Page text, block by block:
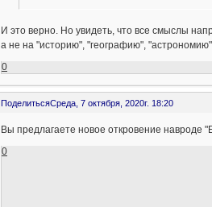
И это верно. Но увидеть, что все смыслы
а не на "историю", "географию",
0
ПоделитьсяСреда, 7 октября, 2020г. 18:20
Вы предлагаете новое откровение навроде
0